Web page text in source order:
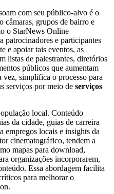
com seu público-alvo é o
câmaras, grupos de bairro e
o StarNews Online
patrocinadores e participantes
e apoiar tais eventos, as
listas de palestrantes, diretórios
públicos que aumentam
vez, simplifica o processo para
serviços por meio de serviços
local. Conteúdo
da cidade, guias de carreira
empregos locais e insights da
cinematográfico, tendem a
mapas para download,
organizações incorporarem,
Essa abordagem facilita
para melhorar o